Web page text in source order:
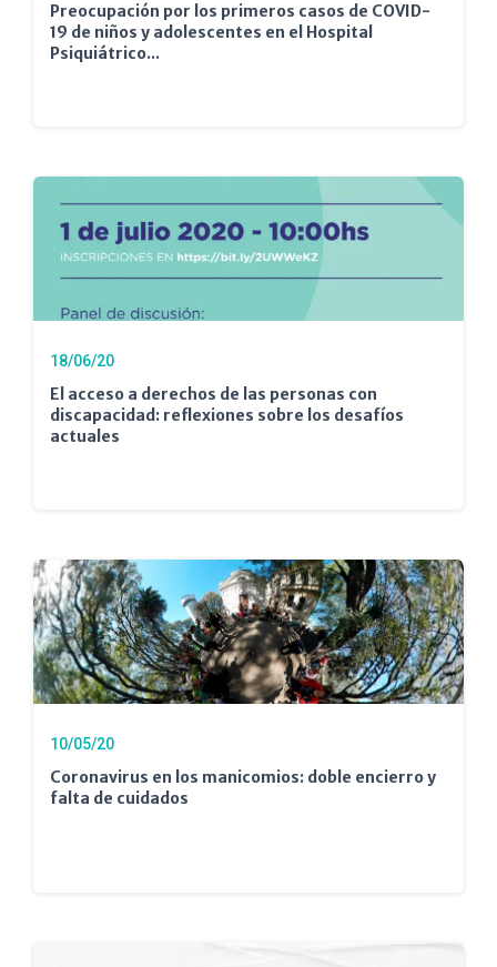
Preocupación por los primeros casos de COVID-
19 de niños y adolescentes en el Hospital
Psiquiátrico...
18/06/20
El acceso a derechos de las personas con
discapacidad: reflexiones sobre los desafíos
actuales
10/05/20
Coronavirus en los manicomios: doble encierro y
falta de cuidados